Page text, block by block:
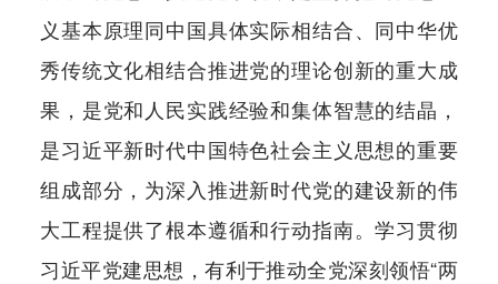
义基本原理同中国具体实际相结合、同中华优
秀传统文化相结合推进党的理论创新的重大成
果，是党和人民实践经验和集体智慧的结晶，
是习近平新时代中国特色社会主义思想的重要
组成部分，为深入推进新时代党的建设新的伟
大工程提供了根本遵循和行动指南。学习贯彻
习近平党建思想，有利于推动全党深刻领悟“两